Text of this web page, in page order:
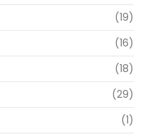
(19)
(16)
(18)
(29)
(1)